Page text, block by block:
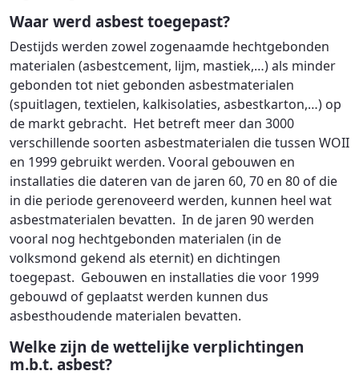
Waar werd asbest toegepast?
Destijds werden zowel zogenaamde hechtgebonden
materialen (asbestcement, lijm, mastiek,…) als minder
gebonden tot niet gebonden asbestmaterialen
(spuitlagen, textielen, kalkisolaties, asbestkarton,…) op
de markt gebracht. Het betreft meer dan 3000
verschillende soorten asbestmaterialen die tussen WOII
en 1999 gebruikt werden. Vooral gebouwen en
installaties die dateren van de jaren 60, 70 en 80 of die
in die periode gerenoveerd werden, kunnen heel wat
asbestmaterialen bevatten. In de jaren 90 werden
vooral nog hechtgebonden materialen (in de
volksmond gekend als eternit) en dichtingen
toegepast. Gebouwen en installaties die voor 1999
gebouwd of geplaatst werden kunnen dus
asbesthoudende materialen bevatten.
Welke zijn de wettelijke verplichtingen
m.b.t. asbest?